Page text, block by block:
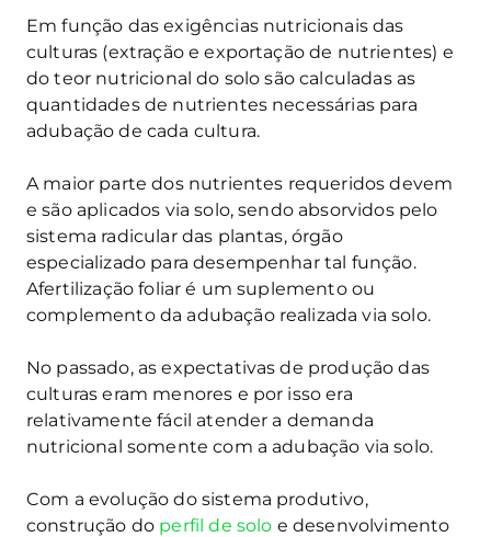
Em função das exigências nutricionais das
culturas (extração e exportação de nutrientes) e
do teor nutricional do solo são calculadas as
quantidades de nutrientes necessárias para
adubação de cada cultura.
A maior parte dos nutrientes requeridos devem
e são aplicados via solo, sendo absorvidos pelo
sistema radicular das plantas, órgão
especializado para desempenhar tal função.
Afertilização foliar é um suplemento ou
complemento da adubação realizada via solo.
No passado, as expectativas de produção das
culturas eram menores e por isso era
relativamente fácil atender a demanda
nutricional somente com a adubação via solo.
Com a evolução do sistema produtivo,
construção do perfil de solo e desenvolvimento